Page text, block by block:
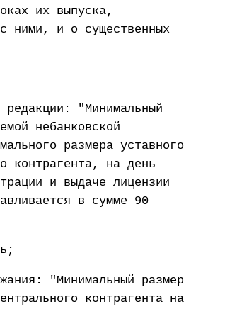
их выпуска,
ними, и о существенных
"Минимальный
небанковской
размера уставного
контрагента, на день
и выдаче лицензии
в сумме 90
"Минимальный размер
контрагента на